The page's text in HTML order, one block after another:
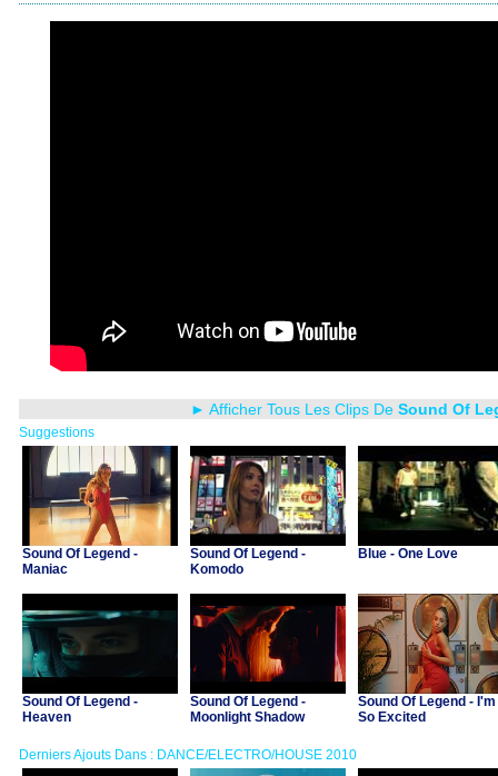
► Afficher Tous Les Clips De Sound Of
Suggestions
Sound Of Legend -
Maniac
Sound Of Legend -
Komodo
Blue - One Love
Sound Of Legend -
Heaven
Sound Of Legend -
Moonlight Shadow
Sound Of Legend - I'm
So Excited
Derniers Ajouts Dans : DANCE/ELECTRO/HOUSE 2010